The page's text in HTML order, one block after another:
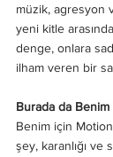
müzik, agresyon
yeni kitle
denge, onlara
ilham veren bir
Burada da
Benim için
şey, karanlığı ve